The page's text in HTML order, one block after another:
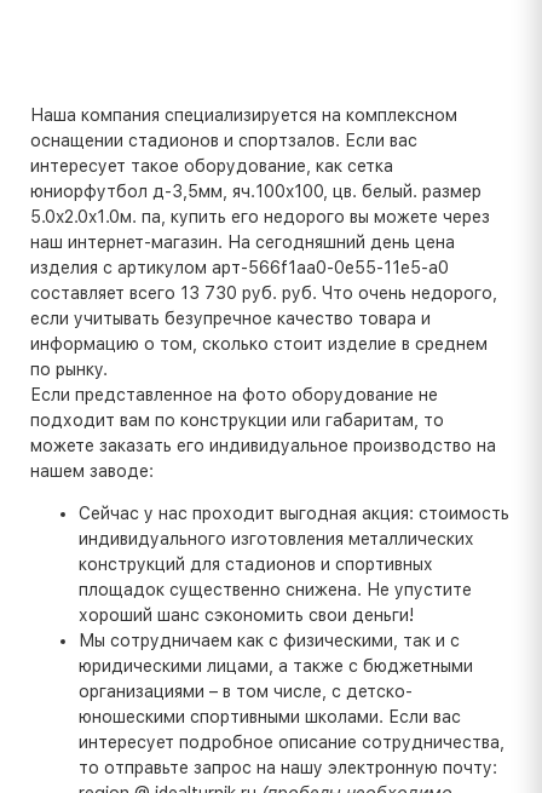
Наша компания специализируется на комплексном
оснащении стадионов и спортзалов. Если вас
интересует такое оборудование, как сетка
юниорфутбол д-3,5мм, яч.100x100, цв. белый. размер
5.0x2.0x1.0м. па, купить его недорого вы можете через
наш интернет-магазин. На сегодняшний день цена
изделия с артикулом арт-566f1aa0-0e55-11e5-a0
составляет всего 13 730 руб. руб. Что очень недорого,
если учитывать безупречное качество товара и
информацию о том, сколько стоит изделие в среднем
по рынку.
Если представленное на фото оборудование не
подходит вам по конструкции или габаритам, то
можете заказать его индивидуальное производство на
нашем заводе:
Сейчас у нас проходит выгодная акция: стоимость
индивидуального изготовления металлических
конструкций для стадионов и спортивных
площадок существенно снижена. Не упустите
хороший шанс сэкономить свои деньги!
Мы сотрудничаем как с физическими, так и с
юридическими лицами, а также с бюджетными
организациями – в том числе, с детско-
юношескими спортивными школами. Если вас
интересует подробное описание сотрудничества,
то отправьте запрос на нашу электронную почту: